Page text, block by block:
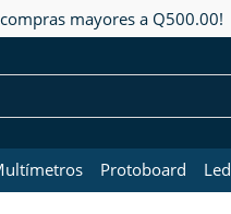
mayores a Q500.00!
Protoboard